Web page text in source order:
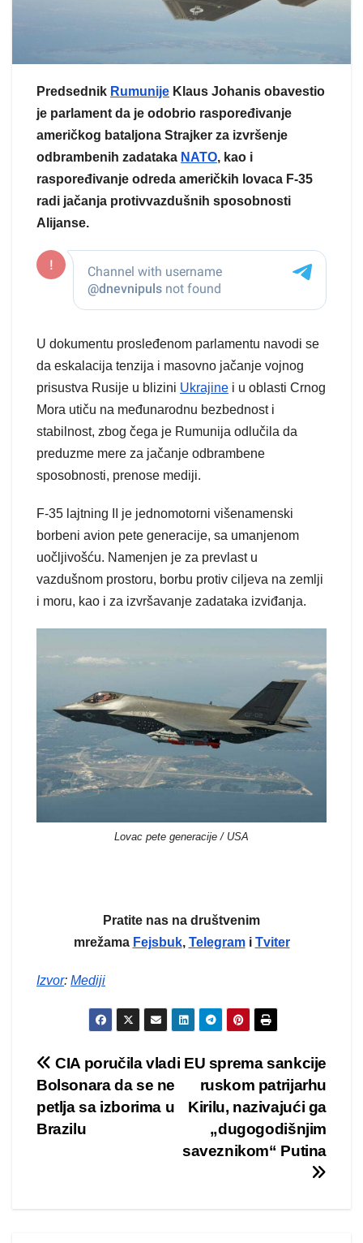
Predsednik Rumunije Klaus Johanis obavestio
je parlament da je odobrio raspoređivanje
američkog bataljona Strajker za izvršenje
odbrambenih zadataka NATO, kao i
raspoređivanje odreda američkih lovaca F-35
radi jačanja protivvazdušnih sposobnosti
Alijanse.
U dokumentu prosleđenom parlamentu navodi se
da eskalacija tenzija i masovno jačanje vojnog
prisustva Rusije u blizini Ukrajine i u oblasti Crnog
Mora utiču na međunarodnu bezbednost i
stabilnost, zbog čega je Rumunija odlučila da
preduzme mere za jačanje odbrambene
sposobnosti, prenose mediji.
F-35 lajtning II je jednomotorni višenamenski
borbeni avion pete generacije, sa umanjenom
uočljivošću. Namenjen je za prevlast u
vazdušnom prostoru, borbu protiv ciljeva na zemlji
i moru, kao i za izvršavanje zadataka izviđanja.
Lovac pete generacije / USA
Pratite nas na društvenim
mrežama Fejsbuk, Telegrami Tviter
Izvor: Mediji
Kretanje
članka
EU sprema sankcije
ruskom patrijarhu
Kirilu, nazivajući ga
„dugogodišnjim
saveznikom“ Putina
CIA poručila vladi
Bolsonara da se ne
petlja sa izborima u
Brazilu